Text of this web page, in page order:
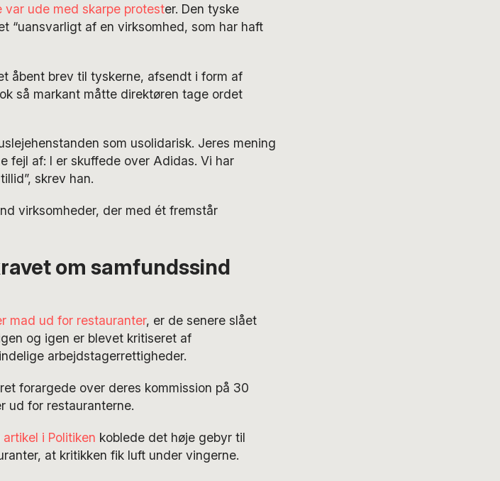
ude med skarpe protester. Den tyske
“uansvarligt af en virksomhed, som har haft
åbent brev til tyskerne, afsendt i form af
så markant måtte direktøren tage ordet
som usolidarisk. Jeres mening
fejl af: I er skuffede over Adidas. Vi har
skrev han.
virksomheder, der med ét fremstår
om samfundssind
mad ud for restauranter, er de senere slået
og igen er blevet kritiseret af
arbejdstagerrettigheder.
forargede over deres kommission på 30
ud for restauranterne.
i Politiken koblede det høje gebyr til
at kritikken fik luft under vingerne.